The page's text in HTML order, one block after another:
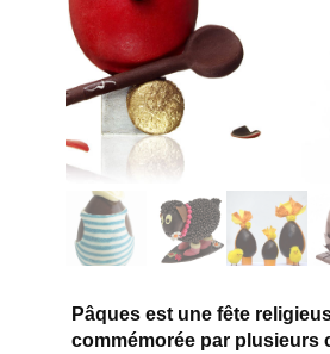
Pâques est une fête
commémorée par plusieurs